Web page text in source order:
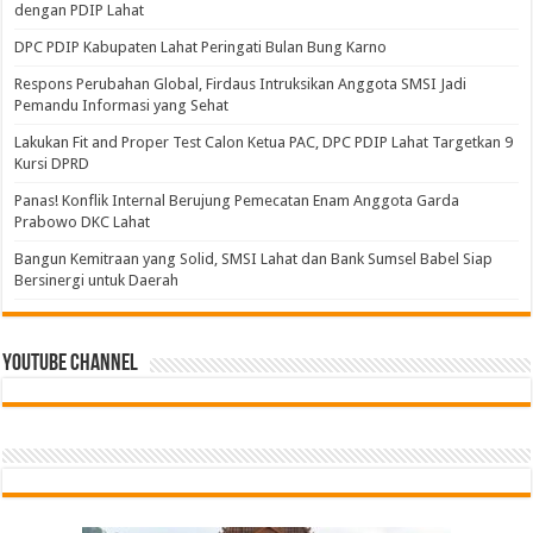
dengan PDIP Lahat
DPC PDIP Kabupaten Lahat Peringati Bulan Bung Karno
Respons Perubahan Global, Firdaus Intruksikan Anggota SMSI Jadi
Pemandu Informasi yang Sehat
Lakukan Fit and Proper Test Calon Ketua PAC, DPC PDIP Lahat Targetkan 9
Kursi DPRD
Panas! Konflik Internal Berujung Pemecatan Enam Anggota Garda
Prabowo DKC Lahat
Bangun Kemitraan yang Solid, SMSI Lahat dan Bank Sumsel Babel Siap
Bersinergi untuk Daerah
Youtube Channel